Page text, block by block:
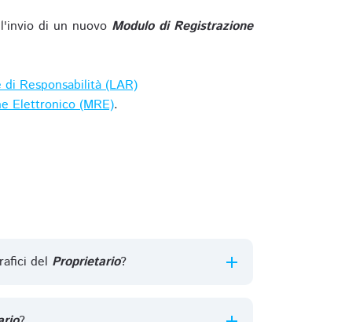
di un nuovo Modulo di Registrazione
Responsabilità (LAR)
Elettronico (MRE).
del Proprietario?